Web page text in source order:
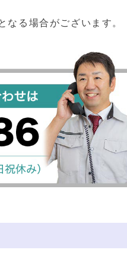
る場合がございます。